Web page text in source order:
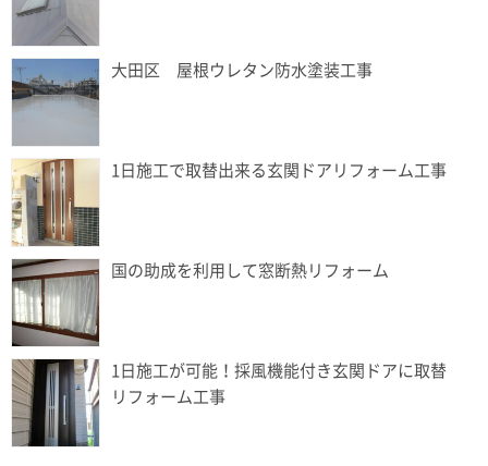
大田区 屋根ウレタン防水塗装工事
1日施工で取替出来る玄関ドアリフォーム工事
国の助成を利用して窓断熱リフォーム
1日施工が可能！採風機能付き玄関ドアに取替
リフォーム工事